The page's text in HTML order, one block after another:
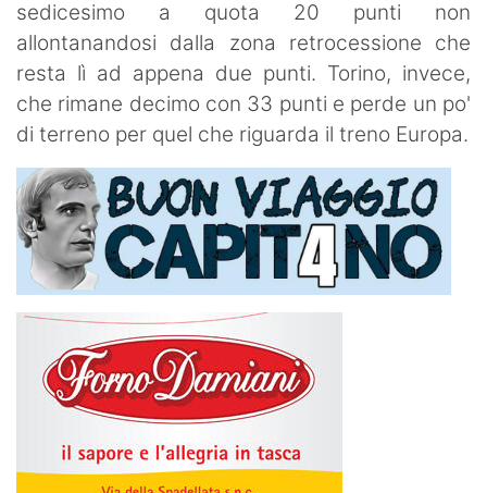
sedicesimo a quota 20 punti non
allontanandosi dalla zona retrocessione che
resta lì ad appena due punti. Torino, invece,
che rimane decimo con 33 punti e perde un po'
di terreno per quel che riguarda il treno Europa.